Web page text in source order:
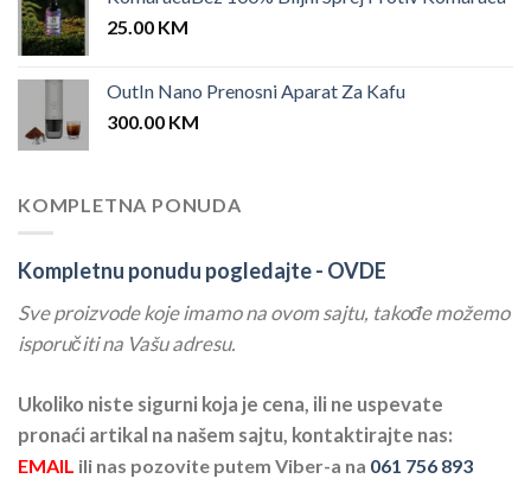
25.00 KM
OutIn Nano Prenosni Aparat Za Kafu
300.00 KM
KOMPLETNA PONUDA
Kompletnu ponudu pogledajte - OVDE
Sve proizvode koje imamo na ovom sajtu, takođe možemo
isporučiti na Vašu adresu.
Ukoliko niste sigurni koja je cena, ili ne uspevate
pronaći artikal na našem sajtu, kontaktirajte nas:
EMAIL ili nas pozovite putem Viber-a na 061 756 893